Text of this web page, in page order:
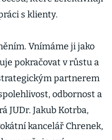
s klienty.
Vnímáme ji jako
pokračovat v růstu a
partnerem
odbornost a
JUDr. Jakub Kotrba,
kancelář Chrenek,